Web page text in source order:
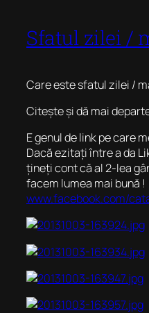
Sfatul zilei /
Care este sfatul zilei /
Citește și dă mai
E genul de link pe care
Dacă ezitați între a da
țineți cont că al 2-lea
facem lumea mai bună !
www.facebook.com/